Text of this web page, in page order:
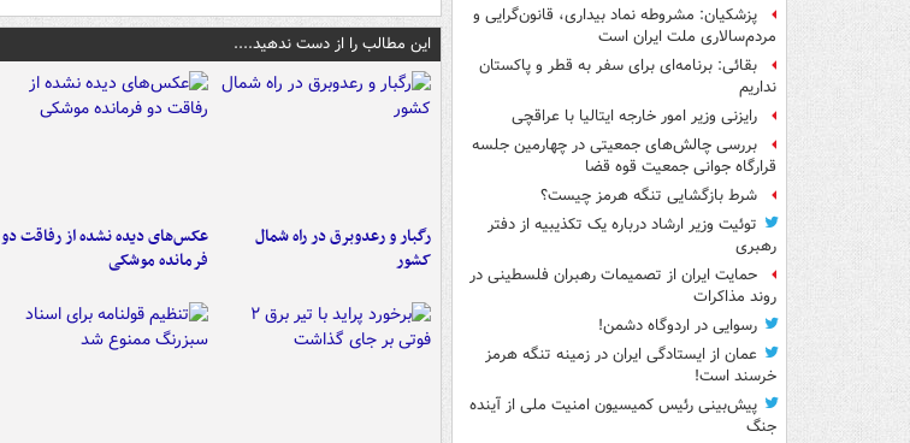
پزشکیان: مشروطه نماد بیداری، قانون‌گرایی و
مردم‌سالاری ملت ایران است
بقائی: برنامه‌ای برای سفر به قطر و پاکستان
نداریم
رایزنی وزیر امور خارجه ایتالیا با عراقچی
بررسی چالش‌های جمعیتی در چهارمین جلسه
قرارگاه جوانی جمعیت قوه قضا
شرط بازگشایی تنگه هرمز چیست؟
توئیت وزیر ارشاد درباره یک تکذیبیه از دفتر
رهبری
حمایت ایران از تصمیمات رهبران فلسطینی در
روند مذاکرات
رسوایی در اردوگاه دشمن!
عمان از ایستادگی ایران در زمینه تنگه هرمز
خرسند است!
پیش‌بینی رئیس کمیسیون امنیت ملی از آینده
جنگ
این مطالب را از دست ندهید....
رگبار و رعدوبرق در راه شمال
کشور
عکس‌های دیده نشده از رفاقت دو
فرمانده‌ موشکی